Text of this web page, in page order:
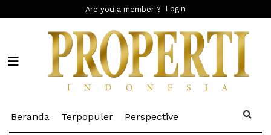
Are you a member ? Login
Beranda (current)
Terpopuler(current)
Perspective